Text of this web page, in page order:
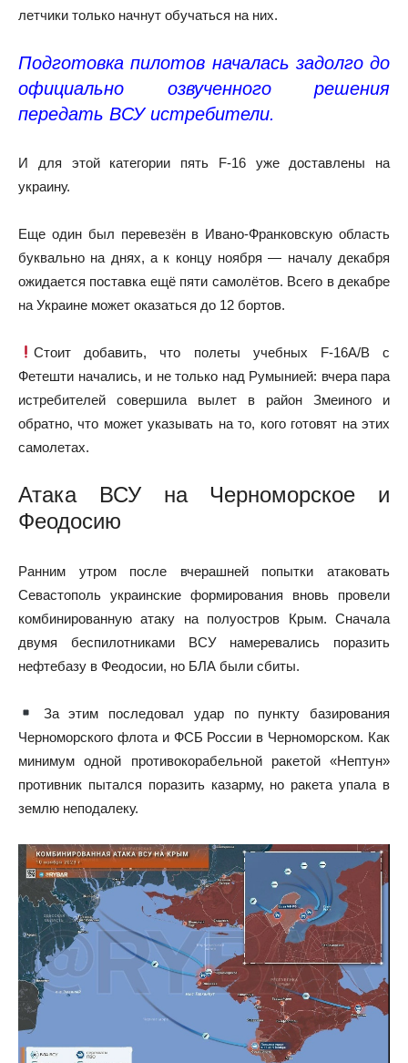
летчики только начнут обучаться на них.
Подготовка пилотов началась задолго до
официально озвученного решения
передать ВСУ истребители.
И для этой категории пять F-16 уже доставлены на
украину.
Еще один был перевезён в Ивано-Франковскую область
буквально на днях, а к концу ноября — началу декабря
ожидается поставка ещё пяти самолётов. Всего в декабре
на Украине может оказаться до 12 бортов.
Стоит добавить, что полеты учебных F-16A/B с
Фетешти начались, и не только над Румынией: вчера пара
истребителей совершила вылет в район Змеиного и
обратно, что может указывать на то, кого готовят на этих
самолетах.
Атака ВСУ на Черноморское и
Феодосию
Ранним утром после вчерашней попытки атаковать
Севастополь украинские формирования вновь провели
комбинированную атаку на полуостров Крым. Сначала
двумя беспилотниками ВСУ намеревались поразить
нефтебазу в Феодосии, но БЛА были сбиты.
За этим последовал удар по пункту базирования
Черноморского флота и ФСБ России в Черноморском. Как
минимум одной противокорабельной ракетой «Нептун»
противник пытался поразить казарму, но ракета упала в
землю неподалеку.